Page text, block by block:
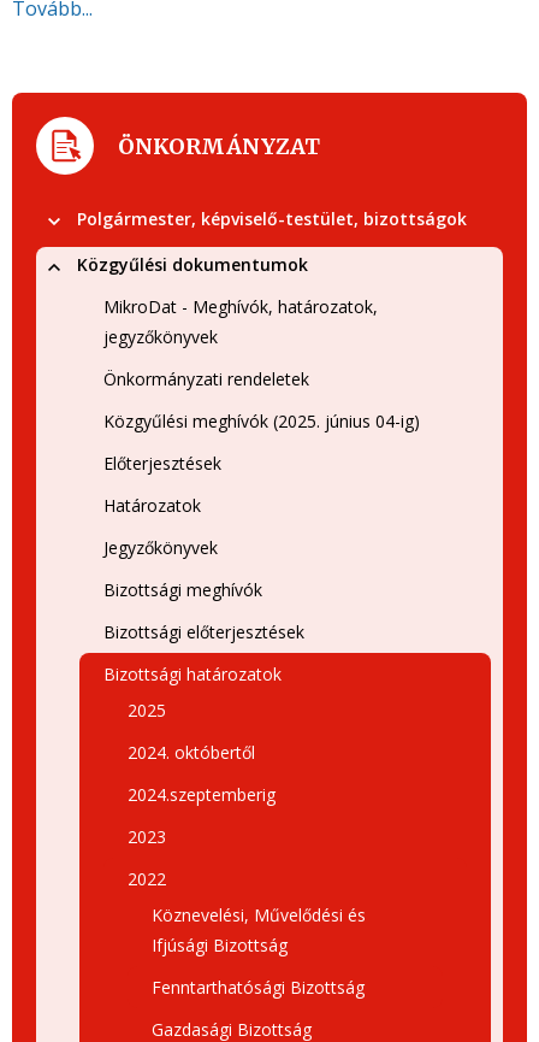
Tovább...
ÖNKORMÁNYZAT
Polgármester, képviselő-testület, bizottságok
Közgyűlési dokumentumok
MikroDat - Meghívók, határozatok,
jegyzőkönyvek
Önkormányzati rendeletek
Közgyűlési meghívók (2025. június 04-ig)
Előterjesztések
Határozatok
Jegyzőkönyvek
Bizottsági meghívók
Bizottsági előterjesztések
Bizottsági határozatok
2025
2024. októbertől
2024.szeptemberig
2023
2022
Köznevelési, Művelődési és
Ifjúsági Bizottság
Fenntarthatósági Bizottság
Gazdasági Bizottság